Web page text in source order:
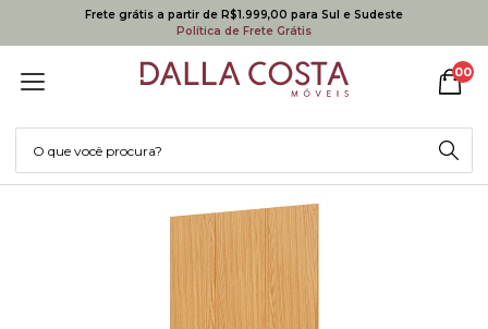
Frete grátis a partir de R$1.999,00 para Sul e Sudeste
Política de Frete Grátis
00